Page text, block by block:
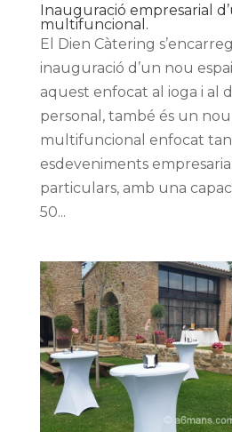
Inauguració empresarial
multifuncional.
El Dien Càtering
inauguració d’un nou
aquest enfocat al ioga i al
personal, també és un nou
multifuncional enfocat
esdeveniments
particulars, amb una
50...